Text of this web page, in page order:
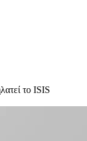
το ISIS